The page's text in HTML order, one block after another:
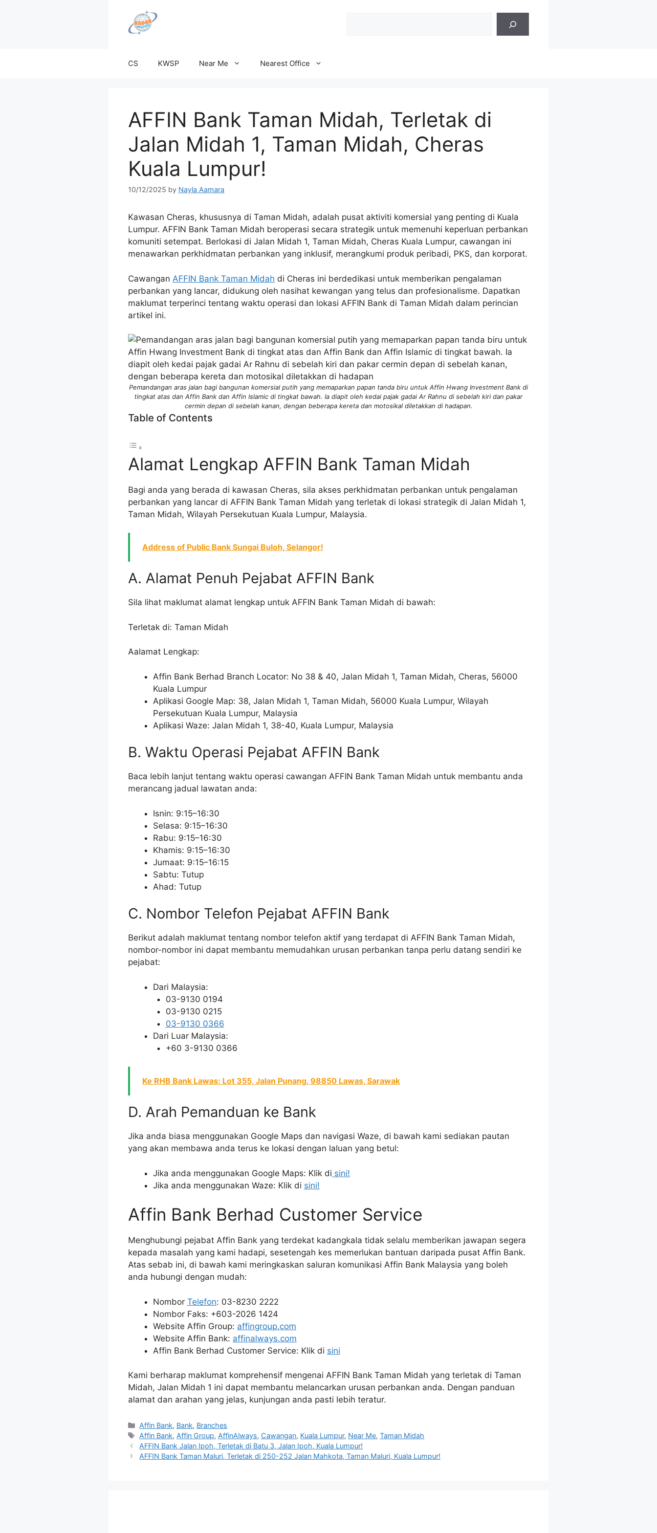
CS KWSP Near Me Nearest Office
AFFIN Bank Taman Midah, Terletak di
Jalan Midah 1, Taman Midah, Cheras
Kuala Lumpur!
10/12/2025 by Nayla Aamara
Kawasan Cheras, khususnya di Taman Midah, adalah pusat aktiviti komersial yang penting di Kuala
Lumpur. AFFIN Bank Taman Midah beroperasi secara strategik untuk memenuhi keperluan perbankan
komuniti setempat. Berlokasi di Jalan Midah 1, Taman Midah, Cheras Kuala Lumpur, cawangan ini
menawarkan perkhidmatan perbankan yang inklusif, merangkumi produk peribadi, PKS, dan korporat.
Cawangan AFFIN Bank Taman Midah di Cheras ini berdedikasi untuk memberikan pengalaman
perbankan yang lancar, didukung oleh nasihat kewangan yang telus dan profesionalisme. Dapatkan
maklumat terperinci tentang waktu operasi dan lokasi AFFIN Bank di Taman Midah dalam perincian
artikel ini.
Pemandangan aras jalan bagi bangunan komersial putih yang memaparkan papan tanda biru untuk Affin Hwang Investment Bank di
tingkat atas dan Affin Bank dan Affin Islamic di tingkat bawah. Ia diapit oleh kedai pajak gadai Ar Rahnu di sebelah kiri dan pakar
cermin depan di sebelah kanan, dengan beberapa kereta dan motosikal diletakkan di hadapan.
Table of Contents
Alamat Lengkap AFFIN Bank Taman Midah
Bagi anda yang berada di kawasan Cheras, sila akses perkhidmatan perbankan untuk pengalaman
perbankan yang lancar di AFFIN Bank Taman Midah yang terletak di lokasi strategik di Jalan Midah 1,
Taman Midah, Wilayah Persekutuan Kuala Lumpur, Malaysia.
Address of Public Bank Sungai Buloh, Selangor!
A. Alamat Penuh Pejabat AFFIN Bank
Sila lihat maklumat alamat lengkap untuk AFFIN Bank Taman Midah di bawah:
Terletak di: Taman Midah
Aalamat Lengkap:
Affin Bank Berhad Branch Locator: No 38 & 40, Jalan Midah 1, Taman Midah, Cheras, 56000
Kuala Lumpur
Aplikasi Google Map: 38, Jalan Midah 1, Taman Midah, 56000 Kuala Lumpur, Wilayah
Persekutuan Kuala Lumpur, Malaysia
Aplikasi Waze: Jalan Midah 1, 38-40, Kuala Lumpur, Malaysia
B. Waktu Operasi Pejabat AFFIN Bank
Baca lebih lanjut tentang waktu operasi cawangan AFFIN Bank Taman Midah untuk membantu anda
merancang jadual lawatan anda:
Isnin: 9:15–16:30
Selasa: 9:15–16:30
Rabu: 9:15–16:30
Khamis: 9:15–16:30
Jumaat: 9:15–16:15
Sabtu: Tutup
Ahad: Tutup
C. Nombor Telefon Pejabat AFFIN Bank
Berikut adalah maklumat tentang nombor telefon aktif yang terdapat di AFFIN Bank Taman Midah,
nombor-nombor ini dapat membantu memudahkan urusan perbankan tanpa perlu datang sendiri ke
pejabat:
Dari Malaysia:
03-9130 0194
03-9130 0215
03-9130 0366
Dari Luar Malaysia:
+60 3-9130 0366
Ke RHB Bank Lawas: Lot 355, Jalan Punang, 98850 Lawas, Sarawak
D. Arah Pemanduan ke Bank
Jika anda biasa menggunakan Google Maps dan navigasi Waze, di bawah kami sediakan pautan
yang akan membawa anda terus ke lokasi dengan laluan yang betul:
Jika anda menggunakan Google Maps: Klik di sini!
Jika anda menggunakan Waze: Klik di sini!
Affin Bank Berhad Customer Service
Menghubungi pejabat Affin Bank yang terdekat kadangkala tidak selalu memberikan jawapan segera
kepada masalah yang kami hadapi, sesetengah kes memerlukan bantuan daripada pusat Affin Bank.
Atas sebab ini, di bawah kami meringkaskan saluran komunikasi Affin Bank Malaysia yang boleh
anda hubungi dengan mudah:
Nombor Telefon: 03-8230 2222
Nombor Faks: +603-2026 1424
Website Affin Group: affingroup.com
Website Affin Bank: affinalways.com
Affin Bank Berhad Customer Service: Klik di sini
Kami berharap maklumat komprehensif mengenai AFFIN Bank Taman Midah yang terletak di Taman
Midah, Jalan Midah 1 ini dapat membantu melancarkan urusan perbankan anda. Dengan panduan
alamat dan arahan yang jelas, kunjungan anda pasti lebih teratur.
Categories
Affin Bank, Bank, Branches
Tags
Affin Bank, Affin Group, AffinAlways, Cawangan, Kuala Lumpur, Near Me,Taman Midah
AFFIN Bank Jalan Ipoh, Terletak di Batu 3, Jalan Ipoh, Kuala Lumpur!
AFFIN Bank Taman Maluri, Terletak di 250-252 Jalan Mahkota, Taman Maluri, Kuala Lumpur!